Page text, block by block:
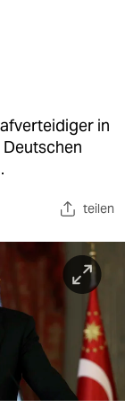
in
teilen